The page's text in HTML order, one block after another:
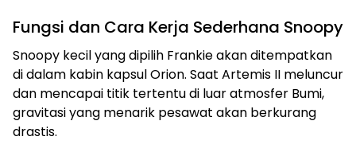
Fungsi dan Cara Kerja Sederhana Snoopy
Snoopy kecil yang dipilih Frankie akan ditempatkan
di dalam kabin kapsul Orion. Saat Artemis II meluncur
dan mencapai titik tertentu di luar atmosfer Bumi,
gravitasi yang menarik pesawat akan berkurang
drastis.